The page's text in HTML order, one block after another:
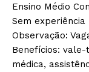
Ensino Médio
Sem experiência
Observação:
Benefícios:
médica,